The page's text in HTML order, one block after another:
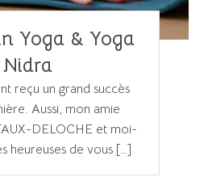
Yoga & Yoga
Nidra
reçu un grand succès
Aussi, mon amie
DELOCHE et moi-
heureuses de vous […]